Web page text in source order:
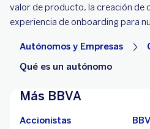
valor de producto, la creación de
experiencia de onboarding para
Autónomos y Empresas
Qué es un autónomo
Más BBVA
Accionistas